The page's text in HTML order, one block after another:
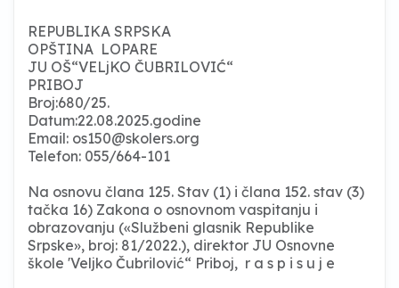
REPUBLIKA SRPSKA
OPŠTINA LOPARE
JU OŠ“VELjKO ČUBRILOVIĆ“
PRIBOJ
Broj:680/25.
Datum:22.08.2025.godine
Email: os150@skolers.org
Telefon: 055/664-101
Na osnovu člana 125. Stav (1) i člana 152. stav (3)
tačka 16) Zakona o osnovnom vaspitanju i
obrazovanju («Službeni glasnik Republike
Srpske», broj: 81/2022.), direktor JU Osnovne
škole 'Veljko Čubrilović“ Priboj, r a s p i s u j e